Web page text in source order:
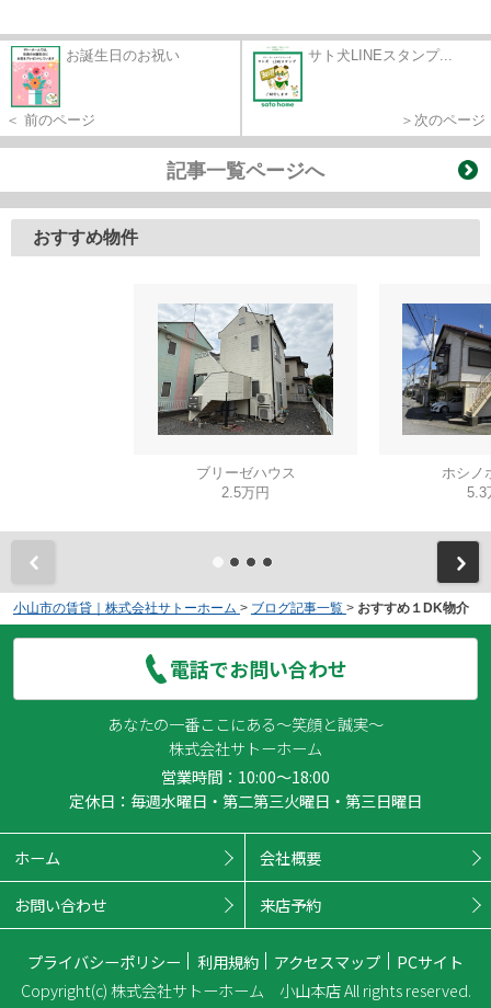
お誕生日のお祝い
＜ 前のページ
サト犬LINEスタンプ...
＞次のページ
記事一覧ページへ
おすすめ物件
ブリーゼハウス
2.5万円
ホシノ
5.3
小山市の賃貸｜株式会社サトーホーム > ブログ記事一覧 > おすすめ１DK物介
電話でお問い合わせ
あなたの一番ここにある～笑顔と誠実～
株式会社サトーホーム
営業時間：10:00～18:00
定休日：毎週水曜日・第二第三火曜日・第三日曜日
ホーム 会社概要
お問い合わせ 来店予約
プライバシーポリシー 利用規約 アクセスマップ
PCサイト
Copyright(c) 株式会社サトーホーム 小山本店 All rights reserved.